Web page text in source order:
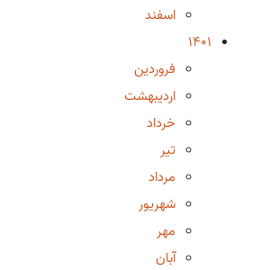
اسفند
1401
فروردین
اردیبهشت
خرداد
تیر
مرداد
شهریور
مهر
آبان